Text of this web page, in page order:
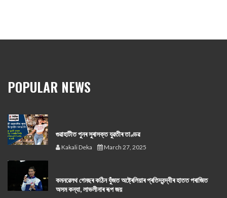
POPULAR NEWS
গুৱাহাটীত পুনৰ সুৰাসক্ত যুৱতীৰ তাণ্ডৱ
Kakali Deka March 27, 2025
কমনৱেলথ গেমছৰ কঠিন যুঁজত অষ্ট্ৰেলিয়াৰ প্ৰতিদ্বন্দ্বীৰ হাতত পৰাজিত
অসম কন্যা, লাভলীনাৰ ৰূপ জয়